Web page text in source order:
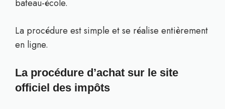
bateau-école.
La procédure est simple et se réalise entièrement
en ligne.
La procédure d’achat sur le site
officiel des impôts